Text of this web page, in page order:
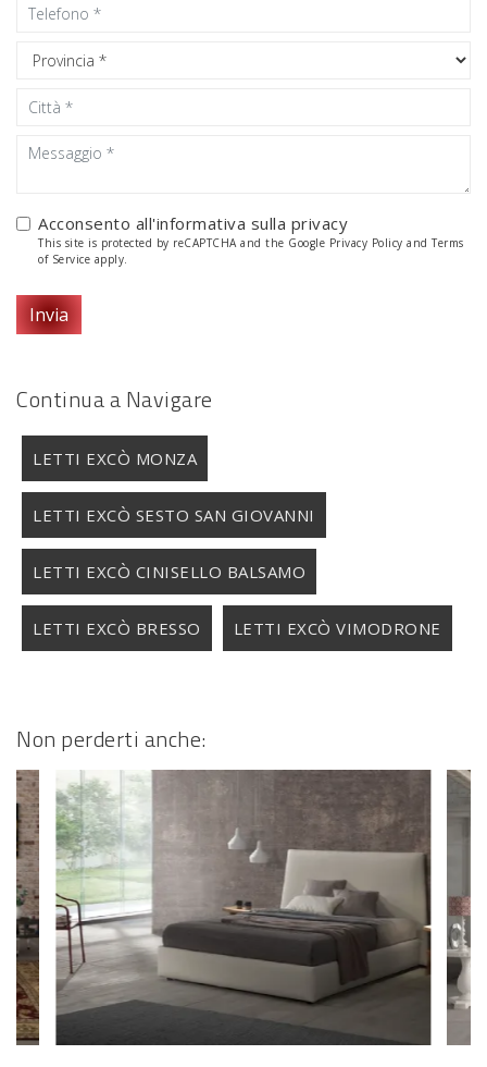
Acconsento all'informativa sulla privacy
This site is protected by reCAPTCHA and the Google Privacy Policy andTerms
of Service apply.
Invia
Continua a Navigare
LETTI EXCÒ MONZA
LETTI EXCÒ SESTO SAN GIOVANNI
LETTI EXCÒ CINISELLO BALSAMO
LETTI EXCÒ BRESSO LETTI EXCÒ VIMODRONE
Non perderti anche: